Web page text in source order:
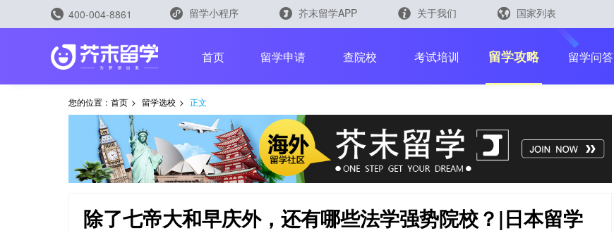
400-004-8861 留学小程序
留学评测
留学规划助手 留学申请助手 芥末留学官方小程序
芥末留学APP 关于我们
国家列表
马来西亚
中国香港
首页 留学申请 查院校 考试培训 留学攻略 留学问答
您的位置： 首页 > 留学选校 > 正文
除了七帝大和早庆外，还有哪些法学强势院校？|日本留学